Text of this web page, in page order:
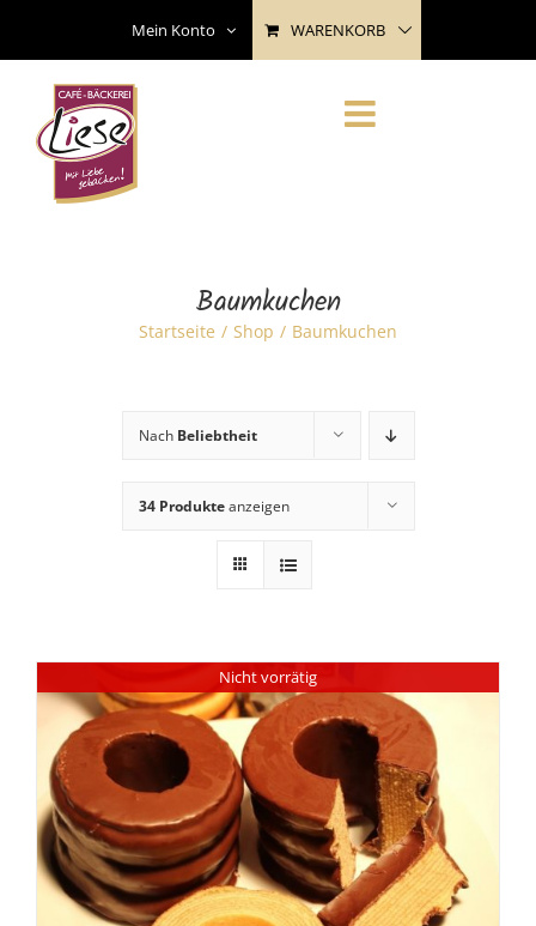
content
Mein Konto WARENKORB
Baumkuchen
Startseite Shop Baumkuchen
Nach Beliebtheit
34 Produkteanzeigen
Nicht vorrätig